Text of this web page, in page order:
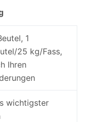
1
25 kg/Fass,
Ihren
wichtigster